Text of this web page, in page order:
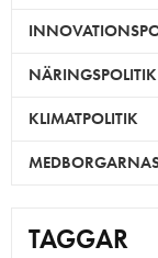
NÄRINGSPOLITIK
KLIMATPOLITIK
TAGGAR